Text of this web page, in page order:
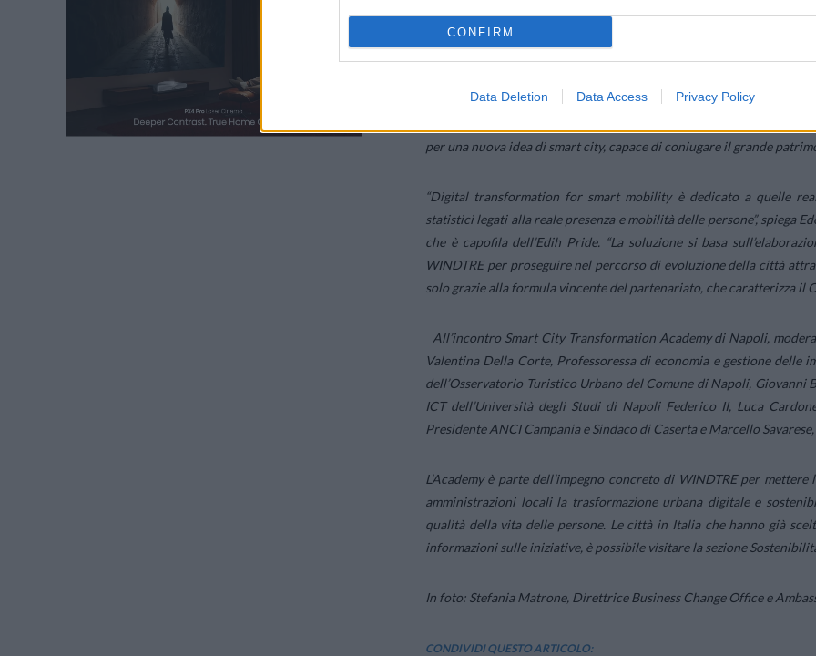
CONFIRM
Data Deletion Data Access Privacy Policy
Per Maurizio Manfellotto, presidente Campania DIH e
È tempo di ‘smartizzare’ i centri
Napoli non si potranno fare gli interventi immaginati a Dubai, ma
rilanciando il suo ruolo in Europa ed ha quindi il compito di
pianificazione dei servizi, intervenendo sulle infrastrutture
per una nuova idea di smart city, capace di coniugare il grande
“Digital transformation for smart mobility è dedicato a quelle
statistici legati alla reale presenza e mobilità delle persone”, spiega
che è capofila dell’Edih Pride. “La soluzione si basa
WINDTRE per proseguire nel percorso di evoluzione della città
solo grazie alla formula vincente del partenariato, che caratterizza il
All’incontro Smart City Transformation Academy di Napoli,
Valentina Della Corte, Professoressa di economia e gestione
dell’Osservatorio Turistico Urbano del Comune di Napoli,
ICT dell’Università degli Studi di Napoli Federico II, Luca
Presidente ANCI Campania e Sindaco di Caserta e Marcello
L’Academy è parte dell’impegno concreto di WINDTRE per
amministrazioni locali la trasformazione urbana digitale e
qualità della vita delle persone. Le città in Italia che hanno già
informazioni sulle iniziative, è possibile visitare la sezione
In foto: Stefania Matrone, Direttrice Business Change Office e
CONDIVIDI QUESTO ARTICOLO: